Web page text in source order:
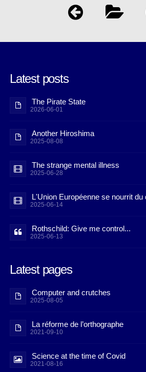
Latest posts
The Pirate State
2026-06-01
Another Hiroshima
2025-08-08
The strange mental illness
2025-06-28
L'Union Européenne se nourrit du
2025-06-14
Rothschild: Give me control...
2025-06-13
Latest pages
Computer and crutches
2025-08-05
La réforme de l’orthographe
2021-09-10
Science at the time of Covid
2021-08-16